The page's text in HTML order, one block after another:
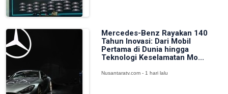
Mercedes-Benz Rayakan 140
Tahun Inovasi: Dari Mobil
Pertama di Dunia hingga
Teknologi Keselamatan Mo...
Nusantaratv.com - 1 hari lalu